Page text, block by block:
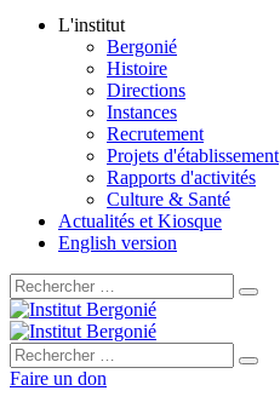
L'institut
Bergonié
Histoire
Directions
Instances
Recrutement
Projets d'établissement
Rapports d'activités
Culture & Santé
Actualités et Kiosque
English version
Rechercher :
Rechercher :
Faire un don